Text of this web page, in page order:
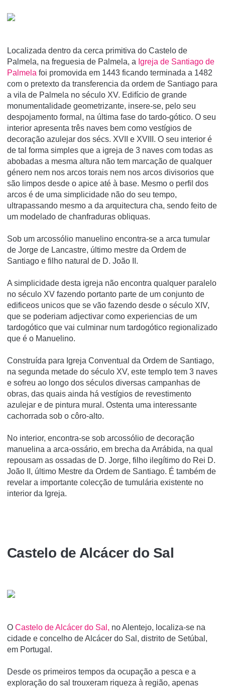
Localizada dentro da cerca primitiva do Castelo de
Palmela, na freguesia de Palmela, a Igreja de Santiago de
Palmela foi promovida em 1443 ficando terminada a 1482
com o pretexto da transferencia da ordem de Santiago para
a vila de Palmela no século XV. Edifí­cio de grande
monumentalidade geometrizante, insere-se, pelo seu
despojamento formal, na última fase do tardo-gótico. O seu
interior apresenta três naves bem como vestí­gios de
decoração azulejar dos sécs. XVII e XVIII. O seu interior é
de tal forma simples que a igreja de 3 naves com todas as
abobadas a mesma altura não tem marcação de qualquer
género nem nos arcos torais nem nos arcos divisorios que
são limpos desde o apice até à base. Mesmo o perfil dos
arcos é de uma simplicidade não do seu tempo,
ultrapassando mesmo a da arquitectura cha, sendo feito de
um modelado de chanfraduras obliquas.
Sob um arcossólio manuelino encontra-se a arca tumular
de Jorge de Lancastre, último mestre da Ordem de
Santiago e filho natural de D. João II.
A simplicidade desta igreja não encontra qualquer paralelo
no século XV fazendo portanto parte de um conjunto de
edificeos unicos que se vão fazendo desde o século XIV,
que se poderiam adjectivar como experiencias de um
tardogótico que vai culminar num tardogótico regionalizado
que é o Manuelino.
Construída para Igreja Conventual da Ordem de Santiago,
na segunda metade do século XV, este templo tem 3 naves
e sofreu ao longo dos séculos diversas campanhas de
obras, das quais ainda há vestígios de revestimento
azulejar e de pintura mural. Ostenta uma interessante
cachorrada sob o côro-alto.
No interior, encontra-se sob arcossólio de decoração
manuelina a arca-ossário, em brecha da Arrábida, na qual
repousam as ossadas de D. Jorge, filho ilegítimo do Rei D.
João II, último Mestre da Ordem de Santiago. É também de
revelar a importante colecção de tumulária existente no
interior da Igreja.
Castelo de Alcácer do Sal
O Castelo de Alcácer do Sal, no Alentejo, localiza-se na
cidade e concelho de Alcácer do Sal, distrito de Setúbal,
em Portugal.
Desde os primeiros tempos da ocupação a pesca e a
exploração do sal trouxeram riqueza à região, apenas